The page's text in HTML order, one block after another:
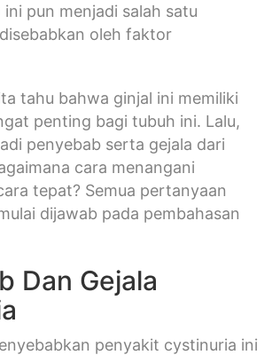
pun menjadi salah satu
oleh faktor
tahu bahwa ginjal ini memiliki
penting bagi tubuh ini. Lalu,
penyebab serta gejala dari
cara menangani
tepat? Semua pertanyaan
dijawab pada pembahasan
Dan Gejala
penyakit cystinuria ini